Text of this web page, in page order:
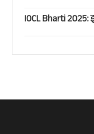
IOCL Bharti 2025: